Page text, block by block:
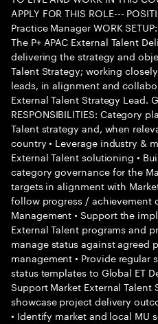
APPLY FOR THIS ROLE---
Practice Manager WORK
The P+ APAC External Talent
delivering the strategy and
Talent Strategy; working
leads, in alignment and
External Talent Strategy Lead.
RESPONSIBILITIES: Category
Talent strategy and, when
country • Leverage industry &
External Talent solutioning •
category governance for the
targets in alignment with
follow progress / achievement
Management • Support the
External Talent programs and
manage status against agreed
management • Provide
status templates to Global ET
Support Market External
showcase project delivery
• Identify market and local MU